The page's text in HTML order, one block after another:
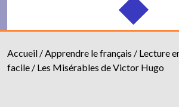
Accueil /Apprendre le français / Lecture
facile / Les Misérables de Victor Hugo